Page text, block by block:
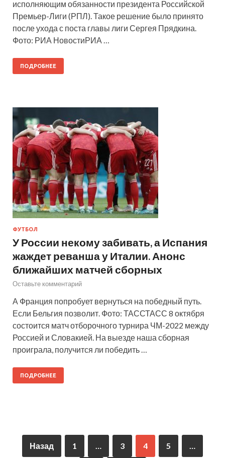
исполняющим обязанности президента Российской
Премьер-Лиги (РПЛ). Такое решение было принято
после ухода с поста главы лиги Сергея Прядкина.
Фото: РИА НовостиРИА …
ПОДРОБНЕЕ
ФУТБОЛ
У России некому забивать, а Испания
жаждет реванша у Италии. Анонс
ближайших матчей сборных
Оставьте комментарий
А Франция попробует вернуться на победный путь.
Если Бельгия позволит. Фото: ТАССТАСС 8 октября
состоится матч отборочного турнира ЧМ-2022 между
Россией и Словакией. На выезде наша сборная
проиграла, получится ли победить …
ПОДРОБНЕЕ
Назад 1 … 3 4 5 …